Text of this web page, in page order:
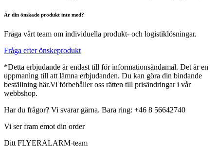
Är din önskade produkt inte med?
Fråga vårt team om individuella produkt- och logistiklösningar.
Fråga efter önskeprodukt
*Detta erbjudande är endast till för informationsändamål. Det är en
uppmaning till att lämna erbjudanden. Du kan göra din bindande
beställning här.Vi förbehåller oss rätten till prisändringar i vår
webbshop.
Har du frågor? Vi svarar gärna. Bara ring: +46 8 56642740
Vi ser fram emot din order
Ditt FLYERALARM-team